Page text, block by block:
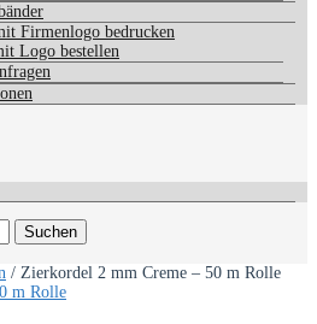
Firmenlogo bedrucken
Logo bestellen
/ Zierkordel 2 mm Creme – 50 m Rolle